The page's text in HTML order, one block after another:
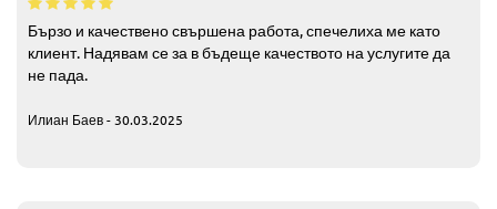
Бързо и качествено свършена работа, спечелиха ме като
клиент. Надявам се за в бъдеще качеството на услугите да
не пада.
Илиан Баев - 30.03.2025